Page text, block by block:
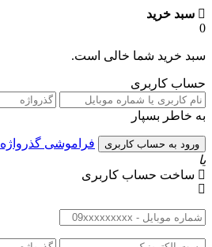
سبد خرید
خرید شما خالی است.
کاربری
خاطر بسپار
فراموشی گذرواژه؟
ساخت حساب کاربری